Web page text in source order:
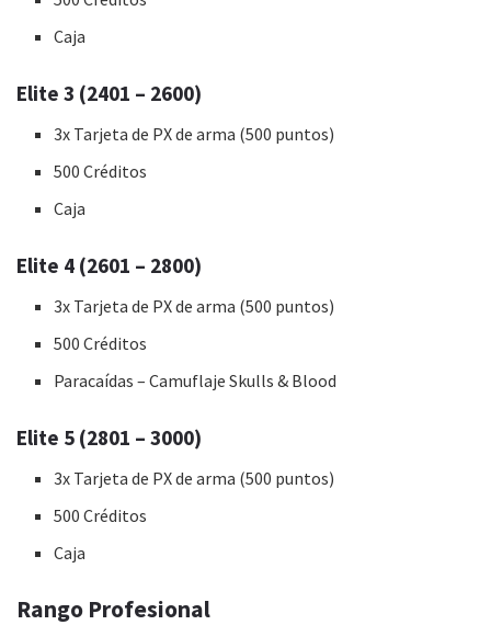
Caja
Elite 3 (2401 – 2600)
3x Tarjeta de PX de arma (500 puntos)
500 Créditos
Caja
Elite 4 (2601 – 2800)
3x Tarjeta de PX de arma (500 puntos)
500 Créditos
Paracaídas – Camuflaje Skulls & Blood
Elite 5 (2801 – 3000)
3x Tarjeta de PX de arma (500 puntos)
500 Créditos
Caja
Rango Profesional